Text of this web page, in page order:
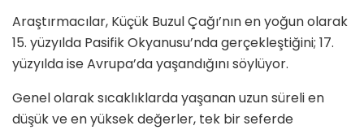
Araştırmacılar, Küçük Buzul Çağı’nın en yoğun olarak
15. yüzyılda Pasifik Okyanusu’nda gerçekleştiğini; 17.
yüzyılda ise Avrupa’da yaşandığını söylüyor.
Genel olarak sıcaklıklarda yaşanan uzun süreli en
düşük ve en yüksek değerler, tek bir seferde